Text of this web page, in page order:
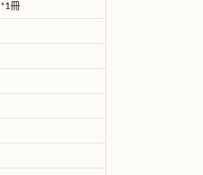
冊